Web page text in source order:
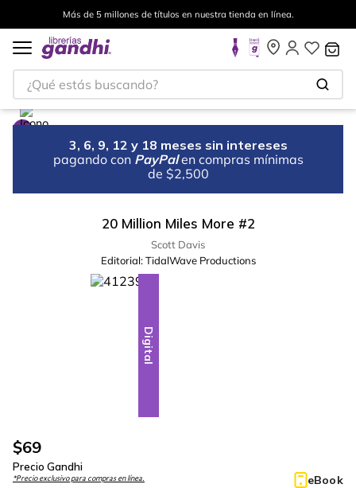
Más de 5 millones de títulos en nuestra tienda en línea.
¿Qué estás buscando?
3, 6, 9, 12 y 18 meses sin intereses
pagando con PayPal en compras mínimas
de $2,500
20 Million Miles More #2
Scott Davis
Editorial: TidalWave Productions
Digital
$69
Precio Gandhi
*Precio exclusivo para compras en línea. eBook